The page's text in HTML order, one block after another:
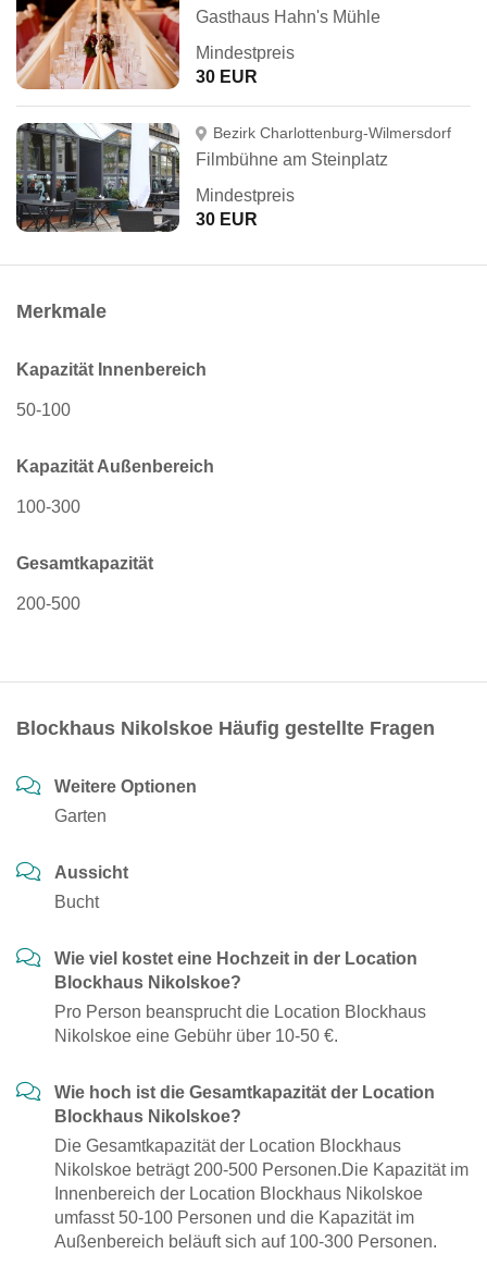
Gasthaus Hahn's Mühle
Mindestpreis
30 EUR
Bezirk Charlottenburg-Wilmersdorf
Filmbühne am Steinplatz
Mindestpreis
30 EUR
Merkmale
Kapazität Innenbereich
50-100
Kapazität Außenbereich
100-300
Gesamtkapazität
200-500
Blockhaus Nikolskoe Häufig gestellte Fragen
Weitere Optionen
Garten
Aussicht
Bucht
Wie viel kostet eine Hochzeit in der Location
Blockhaus Nikolskoe?
Pro Person beansprucht die Location Blockhaus
Nikolskoe eine Gebühr über 10-50 €.
Wie hoch ist die Gesamtkapazität der Location
Blockhaus Nikolskoe?
Die Gesamtkapazität der Location Blockhaus
Nikolskoe beträgt 200-500 Personen.Die Kapazität im
Innenbereich der Location Blockhaus Nikolskoe
umfasst 50-100 Personen und die Kapazität im
Außenbereich beläuft sich auf 100-300 Personen.